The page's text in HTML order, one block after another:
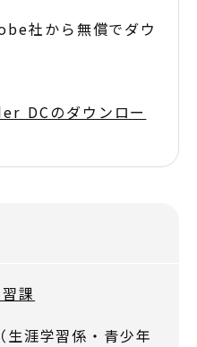
社から無償でダウ
DCのダウンロー
課
涯学習係・青少年